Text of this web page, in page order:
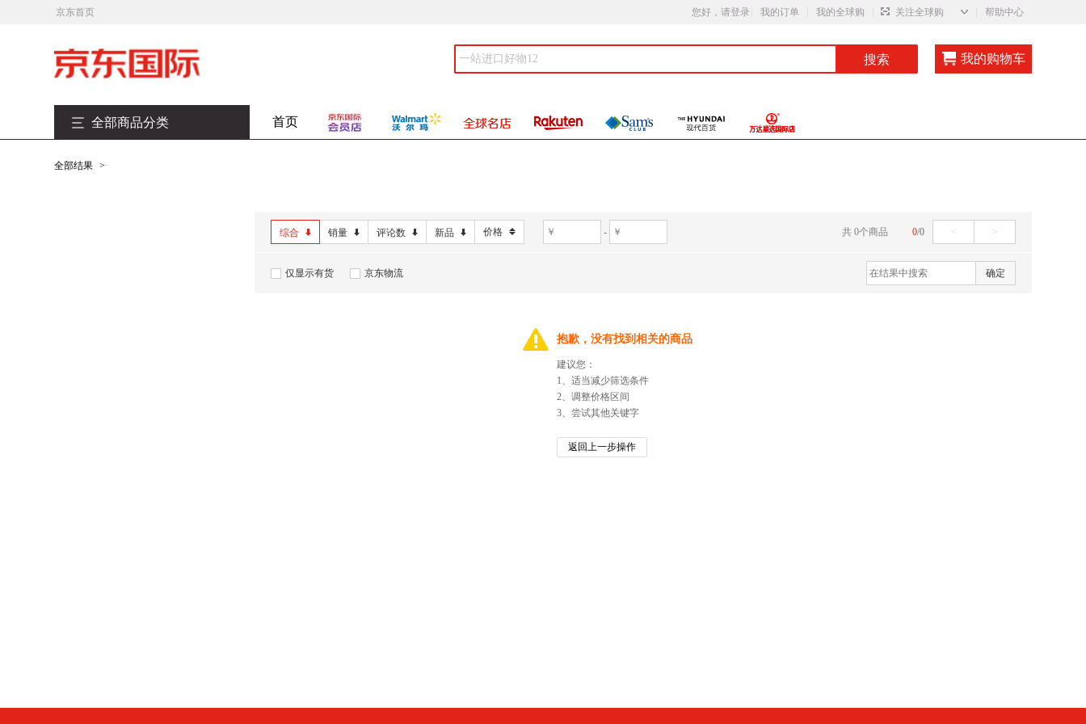
京东首页 您好，请登录 我的订单 我的全球购 关注全球购 ◇ 帮助中心
搜索 我的购物车
全部商品分类 首页
全部结果 >
综合 销量 评论数 新品 价格 - 0/0 < >
共 0个商品
仅显示有货 京东物流 确定
抱歉，没有找到相关的商品
建议您：
1、适当减少筛选条件
2、调整价格区间
3、尝试其他关键字
返回上一步操作